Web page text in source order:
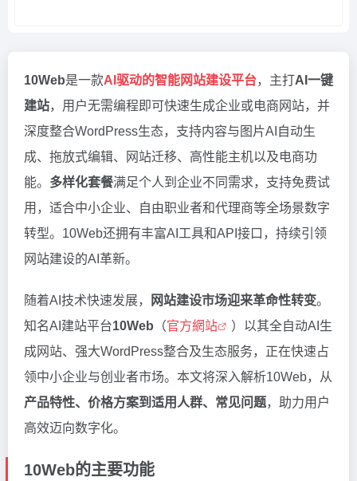
10Web是一款AI驱动的智能网站建设平台，主打AI一键
建站，用户无需编程即可快速生成企业或电商网站，并
深度整合WordPress生态，支持内容与图片AI自动生
成、拖放式编辑、网站迁移、高性能主机以及电商功
能。 多样化套餐满足个人到企业不同需求，支持免费试
用，适合中小企业、自由职业者和代理商等全场景数字
转型。10Web还拥有丰富AI工具和API接口，持续引领
网站建设的AI革新。
随着AI技术快速发展， 网站建设市场迎来革命性转变。
知名AI建站平台10Web （官方網站
）以其全自动AI生
成网站、强大WordPress整合及生态服务，正在快速占
领中小企业与创业者市场。本文将深入解析10Web，从
产品特性、价格方案到适用人群、常见问题，助力用户
高效迈向数字化。
10Web的主要功能